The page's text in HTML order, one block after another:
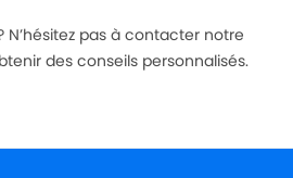
N’hésitez pas à contacter notre
des conseils personnalisés.